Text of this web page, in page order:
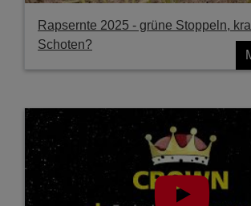
Rapsernte 2025 - grüne Stoppeln,
Schoten?